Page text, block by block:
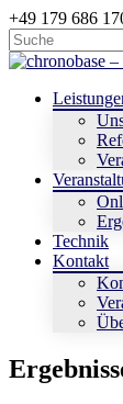
+49 179 686
Technik
Kontakt